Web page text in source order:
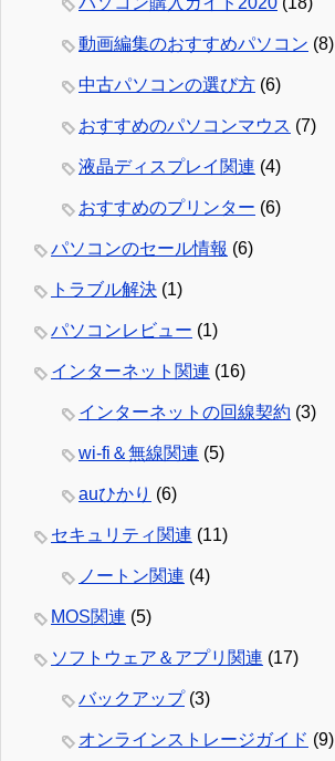
動画編集のおすすめパソコン (8)
中古パソコンの選び方 (6)
おすすめのパソコンマウス (7)
液晶ディスプレイ関連 (4)
おすすめのプリンター (6)
パソコンのセール情報 (6)
トラブル解決 (1)
パソコンレビュー (1)
インターネット関連 (16)
インターネットの回線契約 (3)
wi-fi＆無線関連 (5)
auひかり (6)
セキュリティ関連 (11)
ノートン関連 (4)
MOS関連 (5)
ソフトウェア＆アプリ関連 (17)
バックアップ(3)
オンラインストレージガイド (9)